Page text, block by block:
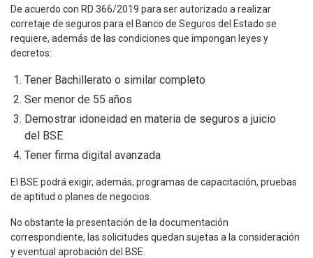
De acuerdo con RD 366/2019 para ser autorizado a realizar
corretaje de seguros para el Banco de Seguros del Estado se
requiere, además de las condiciones que impongan leyes y
decretos:
Tener Bachillerato o similar completo
Ser menor de 55 años
Demostrar idoneidad en materia de seguros a juicio
del BSE
Tener firma digital avanzada
El BSE podrá exigir, además, programas de capacitación, pruebas
de aptitud o planes de negocios.
No obstante la presentación de la documentación
correspondiente, las solicitudes quedan sujetas a la consideración
y eventual aprobación del BSE.